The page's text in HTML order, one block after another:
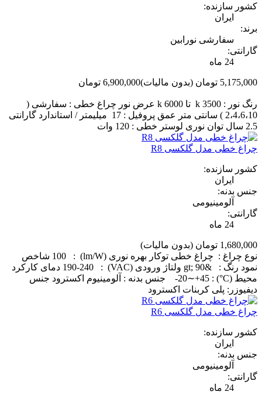
کشور سازنده:
ایران
برند:
سفارشی نورابین
گارانتی:
24 ماه
5,175,000 تومان (بدون مالیات)6,900,000 تومان
رنگ نور : 3500 k تا 6000 k عرض نور چراغ خطی : سفارشی (
2،4،6،10 ) سانتی متر عمق پروفیل : 17 میلیمتر / استاندارد گارانتی
2.5 سال توان نوری لوستر خطی : 120 وات
چراغ خطی مدل گلکسی R8
کشور سازنده:
ایران
جنس بدنه:
آلومینیومی
گارانتی:
24 ماه
1,680,000 تومان
(بدون مالیات)
نوع چراغ : چراغ خطی توکار بهره نوری (lm/W) : 100 شاخص
نمود رنگ : &gt; 90 ولتاژ ورودی (VAC) : 190-240 دمای کارکرد
محیط (C°) : 20∼+45- جنس بدنه : آلومینیوم اکسترود جنس
دیفیوزر: پلی کربنات اکسترود
چراغ خطی مدل گلکسی R6
کشور سازنده:
ایران
جنس بدنه:
آلومینیومی
گارانتی:
24 ماه